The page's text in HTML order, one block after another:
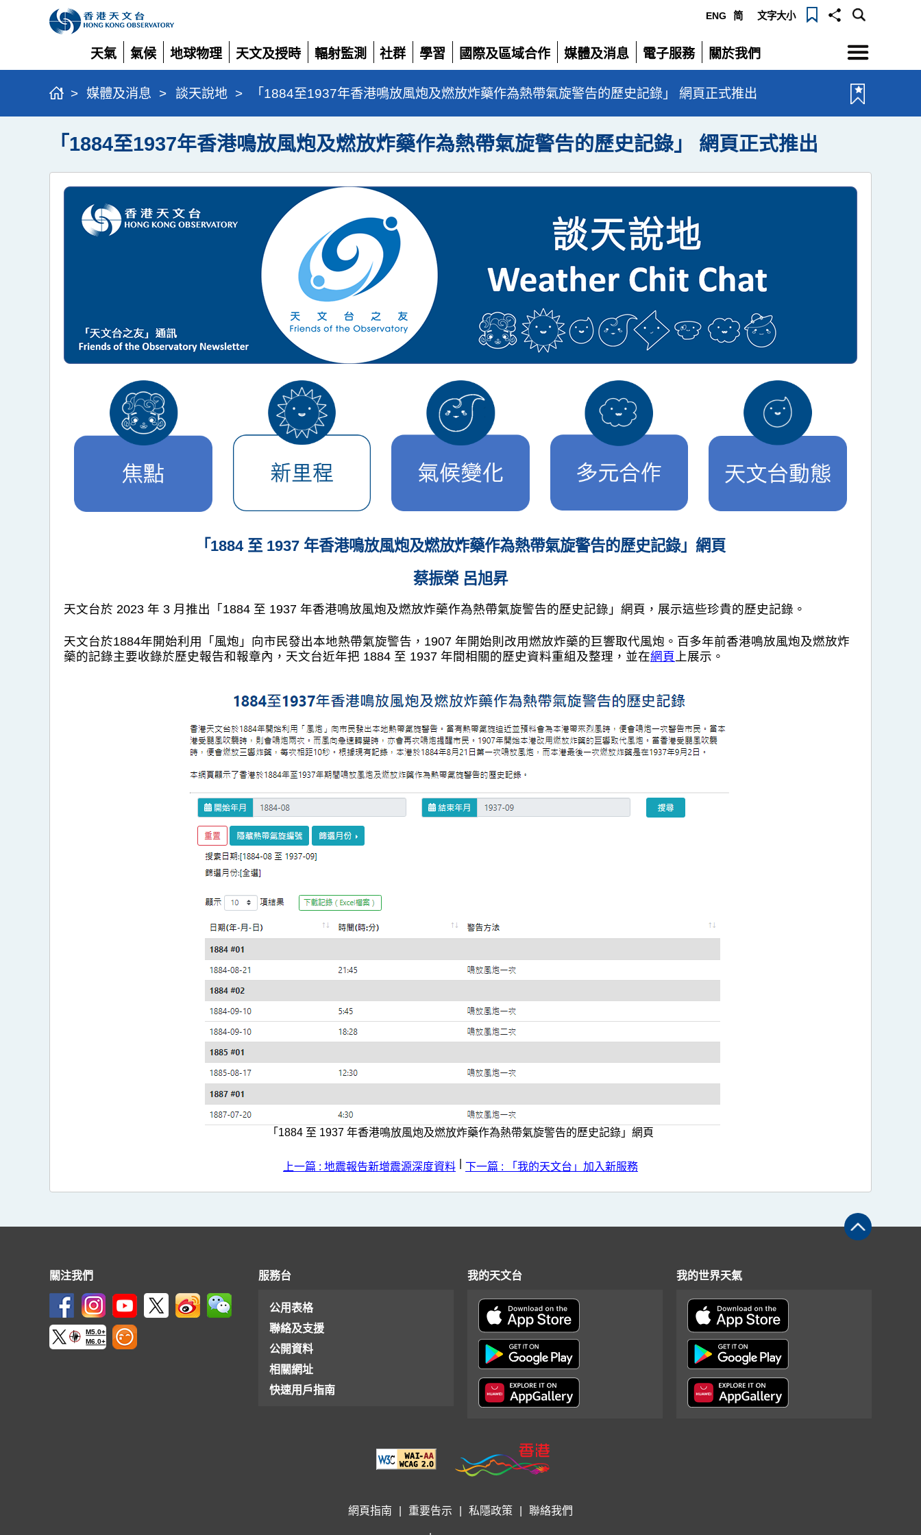
ENG 简 文字大小
天氣
展
開
氣候
展
開
地球物理
展
開
天文及授時
展
開
輻射監測
展
開
社群
展
開
學習
展
開
國際及區域合作
展
開
媒體及消息
展
開
電子服務
展
開
關於我們
展
開
選
單
> 媒體及消息 > 談天說地 > 「1884至1937年香港鳴放風炮及燃放炸藥作為熱帶氣旋警告的歷史記錄」 網頁正式推出
「1884至1937年香港鳴放風炮及燃放炸藥作為熱帶氣旋警告的歷史記錄」 網頁正式推出
「1884 至 1937 年香港鳴放風炮及燃放炸藥作為熱帶氣旋警告的歷史記錄」網頁
蔡振榮 呂旭昇
天文台於 2023 年 3 月推出「1884 至 1937 年香港鳴放風炮及燃放炸藥作為熱帶氣旋警告的歷史記錄」網頁，展示這些珍貴的歷史記錄。
天文台於1884年開始利用「風炮」向市民發出本地熱帶氣旋警告，1907 年開始則改用燃放炸藥的巨響取代風炮。百多年前香港鳴放風炮及燃放炸
藥的記錄主要收錄於歷史報告和報章內，天文台近年把 1884 至 1937 年間相關的歷史資料重組及整理，並在網頁 上展示。
「1884 至 1937 年香港鳴放風炮及燃放炸藥作為熱帶氣旋警告的歷史記錄」網頁
上一篇 : 地震報告新增震源深度資料 下一篇 : 「我的天文台」加入新服務
關注我們
M5.0+
M6.0+
服務台
公用表格
聯絡及支援
公開資料
相關網址
快速用戶指南
我的天文台 我的世界天氣
網頁指南 重要告示 私隱政策 聯絡我們